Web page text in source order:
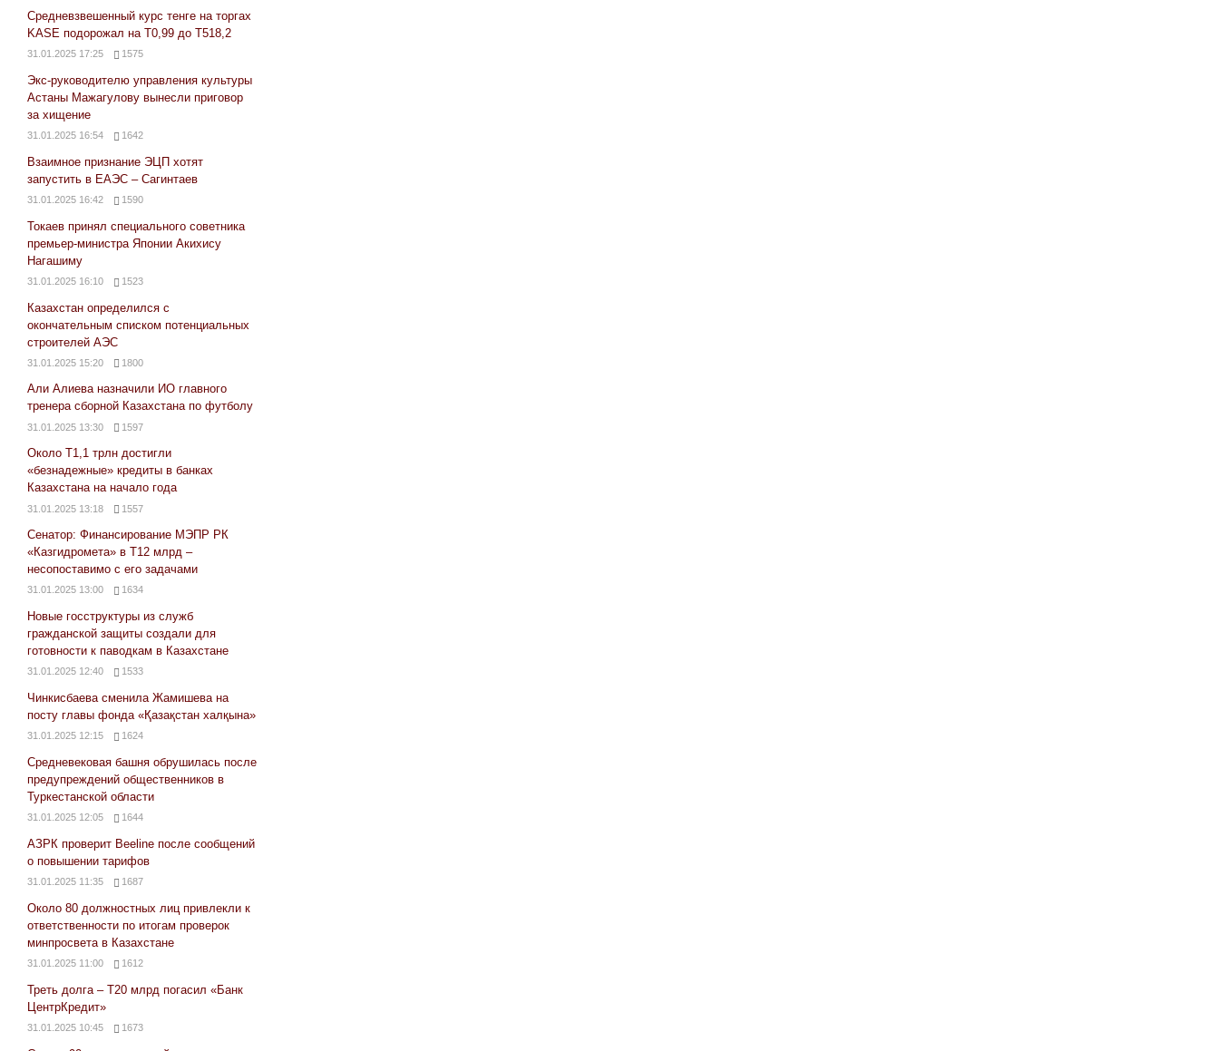
Средневзвешенный курс тенге на торгах
KASE подорожал на Т0,99 до Т518,2
31.01.2025 17:25 1575
Экс-руководителю управления культуры
Астаны Мажагулову вынесли приговор
за хищение
31.01.2025 16:54 1642
Взаимное признание ЭЦП хотят
запустить в ЕАЭС – Сагинтаев
31.01.2025 16:42 1590
Токаев принял специального советника
премьер-министра Японии Акихису
Нагашиму
31.01.2025 16:10 1523
Казахстан определился с
окончательным списком потенциальных
строителей АЭС
31.01.2025 15:20 1800
Али Алиева назначили ИО главного
тренера сборной Казахстана по футболу
31.01.2025 13:30 1597
Около Т1,1 трлн достигли
«безнадежные» кредиты в банках
Казахстана на начало года
31.01.2025 13:18 1557
Сенатор: Финансирование МЭПР РК
«Казгидромета» в Т12 млрд –
несопоставимо с его задачами
31.01.2025 13:00 1634
Новые госструктуры из служб
гражданской защиты создали для
готовности к паводкам в Казахстане
31.01.2025 12:40 1533
Чинкисбаева сменила Жамишева на
посту главы фонда «Қазақстан халқына»
31.01.2025 12:15 1624
Средневековая башня обрушилась после
предупреждений общественников в
Туркестанской области
31.01.2025 12:05 1644
АЗРК проверит Beeline после сообщений
о повышении тарифов
31.01.2025 11:35 1687
Около 80 должностных лиц привлекли к
ответственности по итогам проверок
минпросвета в Казахстане
31.01.2025 11:00 1612
Треть долга – Т20 млрд погасил «Банк
ЦентрКредит»
31.01.2025 10:45 1673